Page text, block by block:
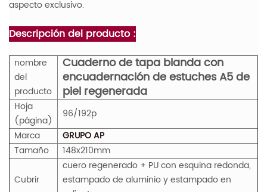
aspecto exclusivo.
Descripción del producto :
nombre
del
producto
Cuaderno de tapa blanda con
encuadernación de estuches A5 de
piel regenerada
Hoja
(página)
96/192p
Marca
GRUPO AP
Tamaño
148x210mm
Cubrir
cuero regenerado + PU con esquina redonda,
estampado de aluminio y estampado en